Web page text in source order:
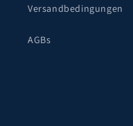
Versandbedingungen
AGBs